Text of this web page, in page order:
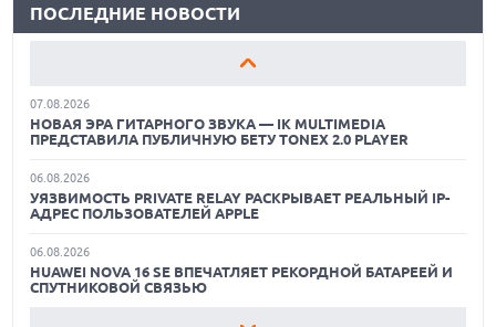
КАК БЕЗОПАСНО КУПИТЬ Б/У СМАРТФОН
ОБЗОР ПЫЛЕСОСА DREAME Z40 AQUACYCLE PRO
ЛУЧШИЕ ВИДЕОРЕГИСТРАТОРЫ В 2026 ГОДУ
ОБЗОР ПЫЛЕСОСА DREAME Z40 AQUACYCLE PRO
ПОСЛЕДНИЕ НОВОСТИ
ТОЛЩИНОЙ 4,7 ММ И 12" OLED МАТРИЦЕЙ
07.08.2026
НОВАЯ ЭРА ГИТАРНОГО ЗВУКА — IK MULTIMEDIA
ПРЕДСТАВИЛА ПУБЛИЧНУЮ БЕТУ TONEX 2.0 PLAYER
06.08.2026
УЯЗВИМОСТЬ PRIVATE RELAY РАСКРЫВАЕТ РЕАЛЬНЫЙ IP-
АДРЕС ПОЛЬЗОВАТЕЛЕЙ APPLE
06.08.2026
HUAWEI NOVA 16 SE ВПЕЧАТЛЯЕТ РЕКОРДНОЙ БАТАРЕЕЙ И
СПУТНИКОВОЙ СВЯЗЬЮ